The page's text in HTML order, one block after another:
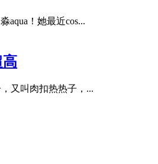
aqua！她最近cos...
高
又叫肉扣热热子，...